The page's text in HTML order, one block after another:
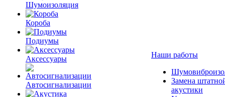
Шумоизоляция
Короба
Подиумы
Аксессуары
Автосигнализации
Наши работы
Замена
акустики